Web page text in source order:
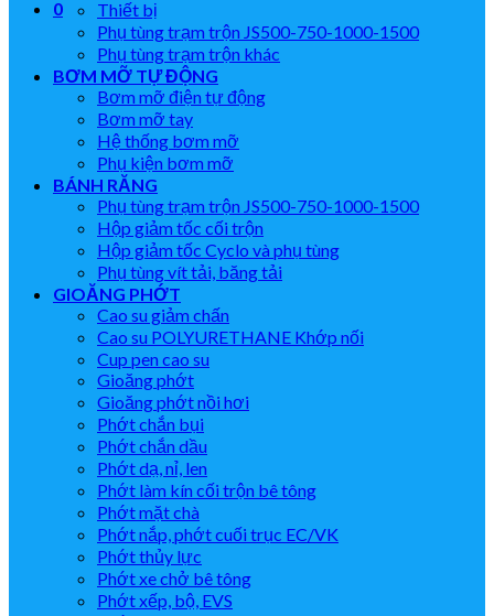
0
Thiết bị
Phụ tùng trạm trộn JS500-750-1000-1500
Phụ tùng trạm trộn khác
BƠM MỠ TỰ ĐỘNG
Bơm mỡ điện tự động
Bơm mỡ tay
Hệ thống bơm mỡ
Phụ kiện bơm mỡ
BÁNH RĂNG
Phụ tùng trạm trộn JS500-750-1000-1500
Hộp giảm tốc cối trộn
Hộp giảm tốc Cyclo và phụ tùng
Phụ tùng vít tải, băng tải
GIOĂNG PHỚT
Cao su giảm chấn
Cao su POLYURETHANE Khớp nối
Cup pen cao su
Gioăng phớt
Gioăng phớt nồi hơi
Phớt chắn bụi
Phớt chắn dầu
Phớt dạ, nỉ, len
Phớt làm kín cối trộn bê tông
Phớt mặt chà
Phớt nắp, phớt cuối trục EC/VK
Phớt thủy lực
Phớt xe chở bê tông
Phớt xếp, bộ, EVS